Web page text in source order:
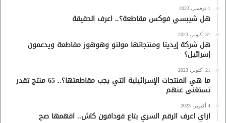
1 نوفمبر، 2023
هل شيبسي فوكس مقاطعة؟.. اعرف الحقيقة
31 أكتوبر، 2023
هل شركة إيديتا ومنتجاتها مولتو وهوهوز مقاطعة ويدعمون
إسرائيل؟
21 أكتوبر، 2023
ما هي المنتجات الإسرائيلية التي يجب مقاطعتها؟.. 65 منتج تقدر
تستغنى عنهم
4 أكتوبر، 2023
ازاي اعرف الرقم السري بتاع فودافون كاش.. افهمها صح